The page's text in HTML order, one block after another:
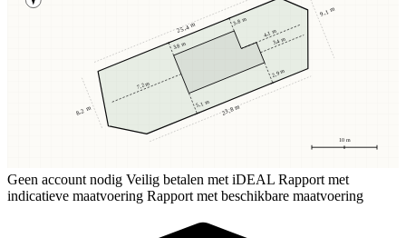
10 m
3,8 m
3,8 m
5,1 m
2,9 m
7,2 m
3,4 m
4,1 m
25,4 m
23,8 m
8,2 m
9,1 m
Geen account nodig Veilig betalen met iDEAL Rapport met
indicatieve maatvoering Rapport met beschikbare maatvoering